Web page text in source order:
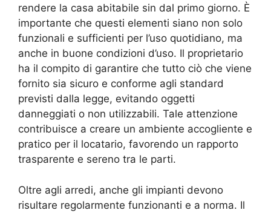
rendere la casa abitabile sin dal primo giorno. È
importante che questi elementi siano non solo
funzionali e sufficienti per l’uso quotidiano, ma
anche in buone condizioni d’uso. Il proprietario
ha il compito di garantire che tutto ciò che viene
fornito sia sicuro e conforme agli standard
previsti dalla legge, evitando oggetti
danneggiati o non utilizzabili. Tale attenzione
contribuisce a creare un ambiente accogliente e
pratico per il locatario, favorendo un rapporto
trasparente e sereno tra le parti.
Oltre agli arredi, anche gli impianti devono
risultare regolarmente funzionanti e a norma. Il